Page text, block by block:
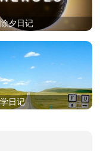
夕日记
日记